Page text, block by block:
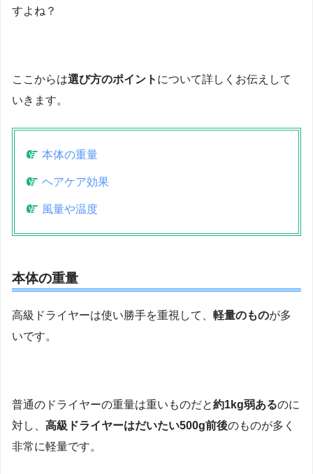
すよね？
ここからは選び方のポイント について詳しくお伝えして
いきます。
本体の重量
ヘアケア効果
風量や温度
本体の重量
高級ドライヤーは使い勝手を重視して、 軽量のものが多
いです。
普通のドライヤーの重量は重いものだと約1kg弱あるのに
対し、 高級ドライヤーはだいたい500g前後のものが多く
非常に軽量です。